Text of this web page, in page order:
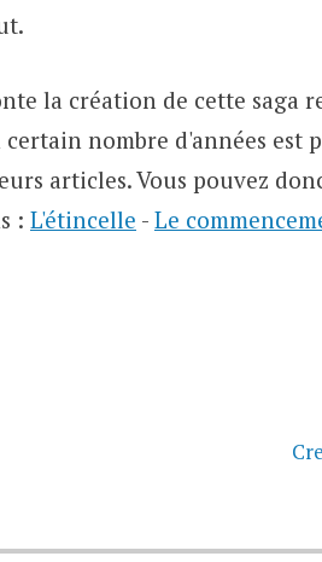
la création de cette saga
nombre d'années est
articles. Vous pouvez
: L'étincelle - Le